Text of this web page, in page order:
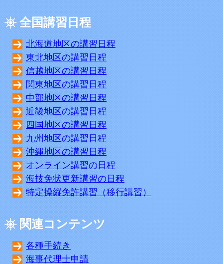
全国講習日程
北海道地区の講習日程
東北地区の講習日程
信越地区の講習日程
関東地区の講習日程
中部地区の講習日程
近畿地区の講習日程
四国地区の講習日程
九州地区の講習日程
沖縄地区の講習日程
オンライン講習の日程
海技免状更新講習の日程
特定操縦免許講習（移行講習）
関連コンテンツ
各種手続き
海事代理士申請